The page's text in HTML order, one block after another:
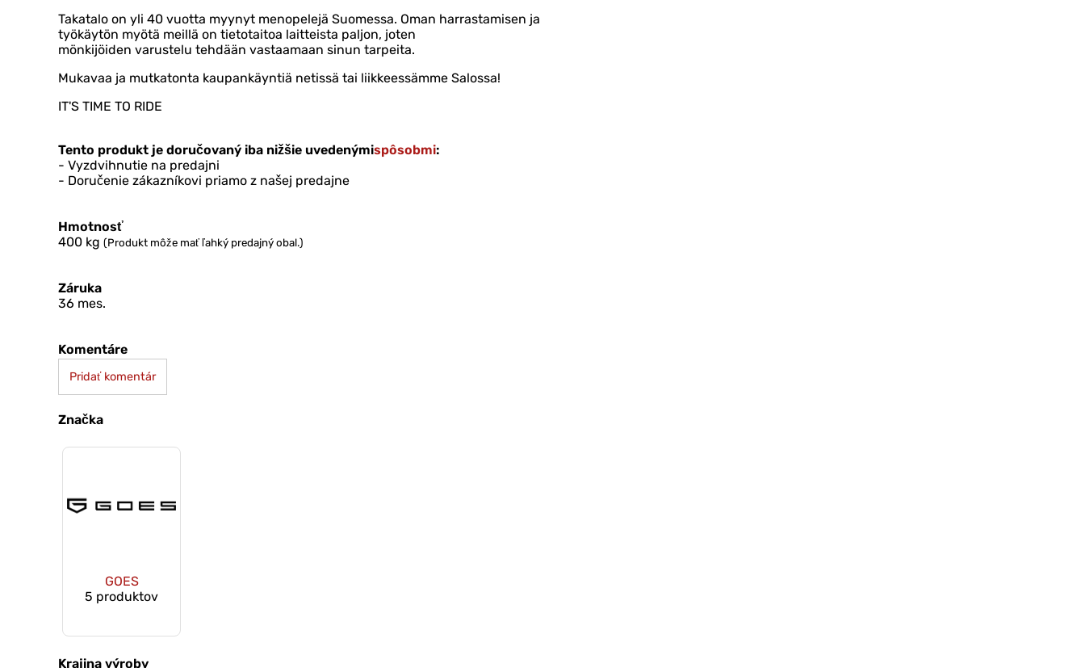
Takatalo on yli 40 vuotta myynyt menopelejä Suomessa. Oman harrastamisen ja
työkäytön myötä meillä on tietotaitoa laitteista paljon, joten
mönkijöiden varustelu tehdään vastaamaan sinun tarpeita.
Mukavaa ja mutkatonta kaupankäyntiä netissä tai liikkeessämme Salossa!
IT'S TIME TO RIDE
Tento produkt je doručovaný iba nižšie uvedenýmispôsobmi:
- Vyzdvihnutie na predajni
- Doručenie zákazníkovi priamo z našej predajne
Hmotnosť
400 kg (Produkt môže mať ľahký predajný obal.)
Záruka
36 mes.
Komentáre
Pridať komentár
Značka
GOES
5 produktov
Krajina výroby